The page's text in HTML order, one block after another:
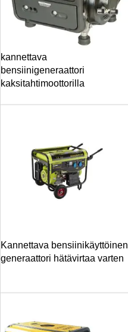
kannettava
bensiinigeneraattori
kaksitahtimoottorilla
Kannettava bensiinikäyttöinen
generaattori hätävirtaa varten